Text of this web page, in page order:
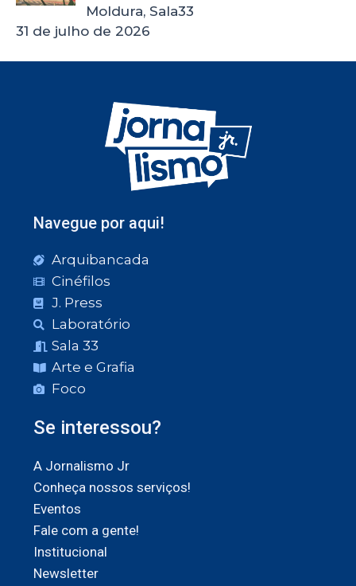
Moldura, Sala33
31 de julho de 2026
Navegue por aqui!
Arquibancada
Cinéfilos
J. Press
Laboratório
Sala 33
Arte e Grafia
Foco
Se interessou?
A Jornalismo Jr
Conheça nossos serviços!
Eventos
Fale com a gente!
Institucional
Newsletter